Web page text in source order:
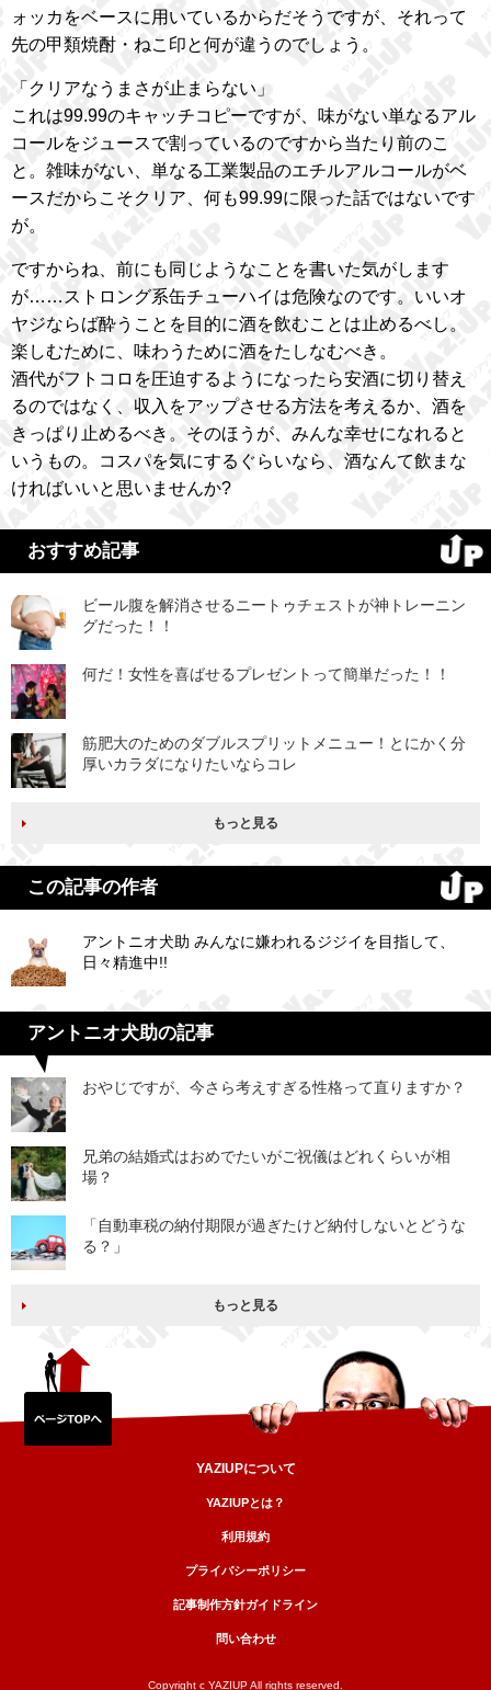
ォッカをベースに用いているからだそうですが、それって
先の甲類焼酎・ねこ印と何が違うのでしょう。
「クリアなうまさが止まらない」
これは99.99のキャッチコピーですが、味がない単なるアル
コールをジュースで割っているのですから当たり前のこ
と。雑味がない、単なる工業製品のエチルアルコールがベ
ースだからこそクリア、何も99.99に限った話ではないです
が。
ですからね、前にも同じようなことを書いた気がします
が……ストロング系缶チューハイは危険なのです。いいオ
ヤジならば酔うことを目的に酒を飲むことは止めるべし。
楽しむために、味わうために酒をたしなむべき。
酒代がフトコロを圧迫するようになったら安酒に切り替え
るのではなく、収入をアップさせる方法を考えるか、酒を
きっぱり止めるべき。そのほうが、みんな幸せになれると
いうもの。コスパを気にするぐらいなら、酒なんて飲まな
ければいいと思いませんか?
おすすめ記事
ビール腹を解消させるニートゥチェストが神トレーニン
グだった！！
何だ！女性を喜ばせるプレゼントって簡単だった！！
筋肥大のためのダブルスプリットメニュー！とにかく分
厚いカラダになりたいならコレ
もっと見る
この記事の作者
アントニオ犬助 みんなに嫌われるジジイを目指して、
日々精進中!!
アントニオ犬助の記事
おやじですが、今さら考えすぎる性格って直りますか？
兄弟の結婚式はおめでたいがご祝儀はどれくらいが相
場？
「自動車税の納付期限が過ぎたけど納付しないとどうな
る？」
もっと見る
YAZIUPについて
YAZIUPとは？
利用規約
プライバシーポリシー
記事制作方針ガイドライン
問い合わせ
Copyright c YAZIUP All rights reserved.